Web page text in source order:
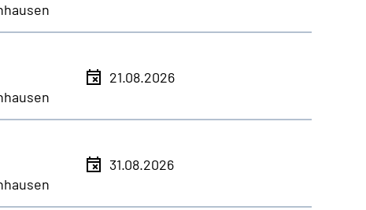
21.08.2026
31.08.2026